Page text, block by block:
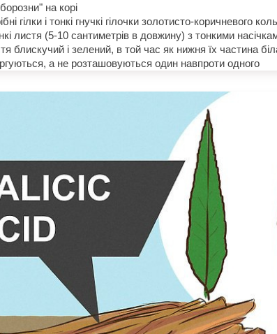
на корі
гілки і тонкі гнучкі гілочки золотисто-коричневого
листя (5-10 сантиметрів в довжину) з тонкими
блискучий і зелений, в той час як нижня їх частина
а не розташовуються один навпроти одного